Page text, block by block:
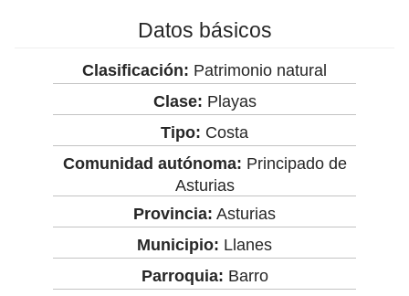
Datos básicos
Clasificación: Patrimonio natural
Clase: Playas
Tipo: Costa
Comunidad autónoma: Principado de
Asturias
Provincia: Asturias
Municipio: Llanes
Parroquia: Barro